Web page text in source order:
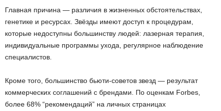
Главная причина — различия в жизненных обстоятельствах,
генетике и ресурсах. Звёзды имеют доступ к процедурам,
которые недоступны большинству людей: лазерная терапия,
индивидуальные программы ухода, регулярное наблюдение
специалистов.
Кроме того, большинство бьюти-советов звезд — результат
коммерческих соглашений с брендами. По оценкам Forbes,
более 68% “рекомендаций” на личных страницах